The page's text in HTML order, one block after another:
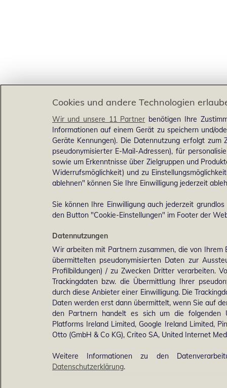
Cookies und andere Technologien
Wir und unsere 11 Partner benötigen Ihre
Informationen auf einem Gerät zu speichern und/
Geräte Kennungen). Die Datennutzung erfolgt
pseudonymisierter E-Mail-Adressen), für
sowie um Erkenntnisse über Zielgruppen und
Widerrufsmöglichkeit) und zu
ablehnen" können Sie Ihre Einwilligung jederzeit
Sie können Ihre Einwilligung auch jederzeit
den Button "Cookie-Einstellungen" im Footer der
Datennutzungen
Wir arbeiten mit Partnern zusammen, die von Ihrem
übermittelten pseudonymisierten Daten zur
Profilbildungen) / zu Zwecken Dritter verarbeiten.
Trackingdaten bzw. die Übermittlung Ihrer
durch diese Anbieter einer Einwilligung. Die
Daten werden erst dann übermittelt, wenn Sie auf
den Partnern handelt es sich um die folgenden
Platforms Ireland Limited, Google Ireland Limited,
Otto (GmbH & Co KG), Criteo SA, United Internet
Weitere Informationen zu den
Datenschutzerklärung.